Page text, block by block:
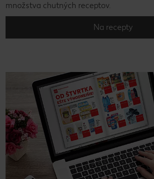
množstva chutných receptov.
Na recepty